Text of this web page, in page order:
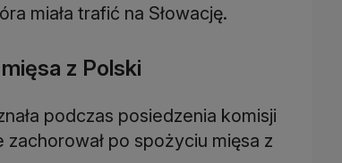
miała trafić na Słowację.
z Polski
podczas posiedzenia komisji
po spożyciu mięsa z